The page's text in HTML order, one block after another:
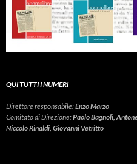
QUI TUTTI I NUMERI
Direttore responsabile:Enzo Marzo
Comitato di Direzione:Paolo Bagnoli,
Niccolò Rinaldi, Giovanni Vetritto